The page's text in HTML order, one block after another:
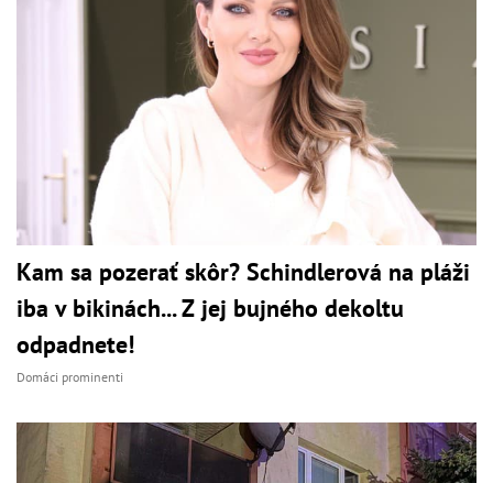
Kam sa pozerať skôr? Schindlerová na pláži
iba v bikinách... Z jej bujného dekoltu
odpadnete!
Domáci prominenti